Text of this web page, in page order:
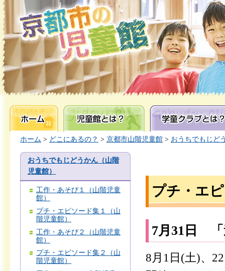
ホーム 児童館とは？ 学童クラブとは？
ホーム > どこにあるの？ > 京都市山階児童館 > おうちでもじど
おうちでもじどうかん（山階
児童館）
工作・あそび１（山階児童
館）
プチ・エピソード集１（山
階児童館）
工作・あそび２（山階児童
館）
プチ・エピソード集２（山
階児童館）
プチ・エ
7月31日 「
8月1日(土)、